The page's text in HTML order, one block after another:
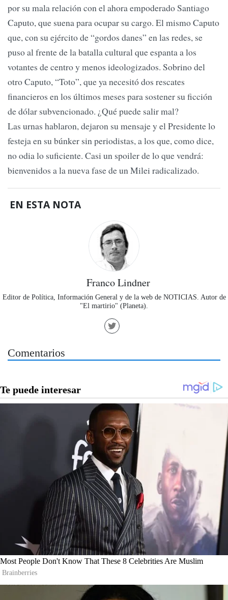
por su mala relación con el ahora empoderado Santiago
Caputo, que suena para ocupar su cargo. El mismo Caputo
que, con su ejército de “gordos danes” en las redes, se
puso al frente de la batalla cultural que espanta a los
votantes de centro y menos ideologizados. Sobrino del
otro Caputo, “Toto”, que ya necesitó dos rescates
financieros en los últimos meses para sostener su ficción
de dólar subvencionado. ¿Qué puede salir mal?
Las urnas hablaron, dejaron su mensaje y el Presidente lo
festeja en su búnker sin periodistas, a los que, como dice,
no odia lo suficiente. Casi un spoiler de lo que vendrá:
bienvenidos a la nueva fase de un Milei radicalizado.
EN ESTA NOTA
Franco Lindner
Editor de Política, Información General y de la web de NOTICIAS. Autor de
"El martirio" (Planeta).
Comentarios